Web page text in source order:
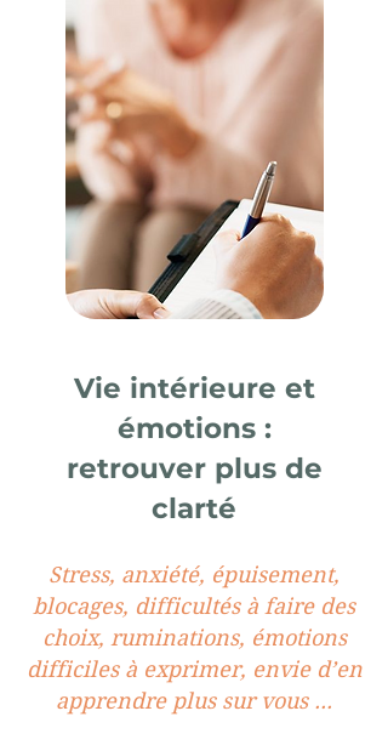
Vie intérieure et
émotions :
retrouver plus de
clarté
Stress, anxiété, épuisement,
blocages, difficultés à faire des
choix, ruminations, émotions
difficiles à exprimer, envie d’en
apprendre plus sur vous ...